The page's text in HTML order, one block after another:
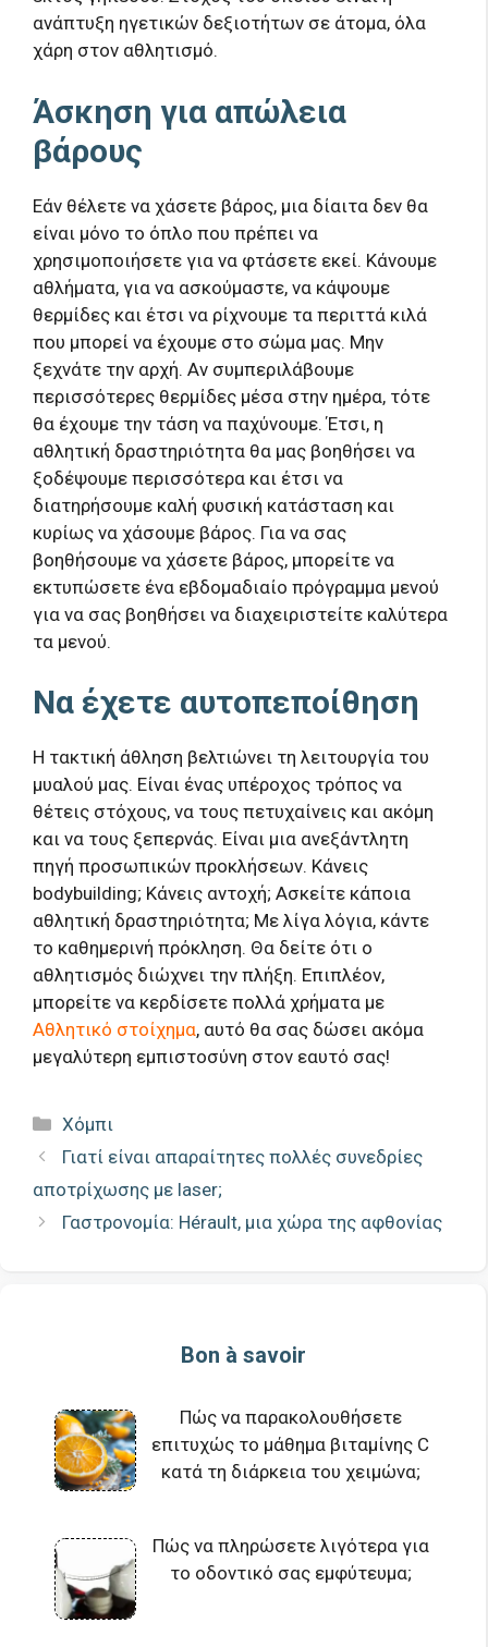
ανάπτυξη ηγετικών δεξιοτήτων σε άτομα, όλα
χάρη στον αθλητισμό.
Άσκηση για απώλεια
βάρους
Εάν θέλετε να χάσετε βάρος, μια δίαιτα δεν θα
είναι μόνο το όπλο που πρέπει να
χρησιμοποιήσετε για να φτάσετε εκεί. Κάνουμε
αθλήματα, για να ασκούμαστε, να κάψουμε
θερμίδες και έτσι να ρίχνουμε τα περιττά κιλά
που μπορεί να έχουμε στο σώμα μας. Μην
ξεχνάτε την αρχή. Αν συμπεριλάβουμε
περισσότερες θερμίδες μέσα στην ημέρα, τότε
θα έχουμε την τάση να παχύνουμε. Έτσι, η
αθλητική δραστηριότητα θα μας βοηθήσει να
ξοδέψουμε περισσότερα και έτσι να
διατηρήσουμε καλή φυσική κατάσταση και
κυρίως να χάσουμε βάρος. Για να σας
βοηθήσουμε να χάσετε βάρος, μπορείτε να
εκτυπώσετε ένα εβδομαδιαίο πρόγραμμα μενού
για να σας βοηθήσει να διαχειριστείτε καλύτερα
τα μενού.
Να έχετε αυτοπεποίθηση
Η τακτική άθληση βελτιώνει τη λειτουργία του
μυαλού μας. Είναι ένας υπέροχος τρόπος να
θέτεις στόχους, να τους πετυχαίνεις και ακόμη
και να τους ξεπερνάς. Είναι μια ανεξάντλητη
πηγή προσωπικών προκλήσεων. Κάνεις
bodybuilding; Κάνεις αντοχή; Ασκείτε κάποια
αθλητική δραστηριότητα; Με λίγα λόγια, κάντε
το καθημερινή πρόκληση. Θα δείτε ότι ο
αθλητισμός διώχνει την πλήξη. Επιπλέον,
μπορείτε να κερδίσετε πολλά χρήματα με
Αθλητικό στοίχημα, αυτό θα σας δώσει ακόμα
μεγαλύτερη εμπιστοσύνη στον εαυτό σας!
Κατηγορίες
Χόμπι
Γιατί είναι απαραίτητες πολλές συνεδρίες
αποτρίχωσης με laser;
Γαστρονομία: Hérault, μια χώρα της αφθονίας
Bon à savoir
Πώς να παρακολουθήσετε
επιτυχώς το μάθημα βιταμίνης C
κατά τη διάρκεια του χειμώνα;
Πώς να πληρώσετε λιγότερα για
το οδοντικό σας εμφύτευμα;